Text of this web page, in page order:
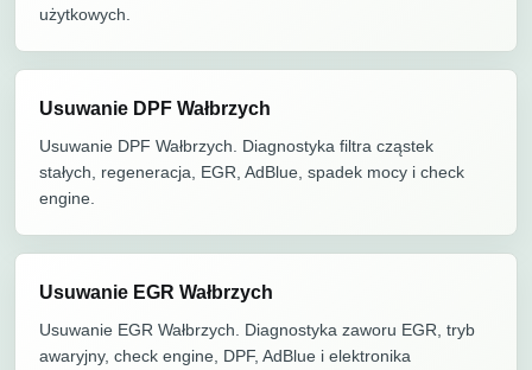
użytkowych.
Usuwanie DPF Wałbrzych
Usuwanie DPF Wałbrzych. Diagnostyka filtra cząstek
stałych, regeneracja, EGR, AdBlue, spadek mocy i check
engine.
Usuwanie EGR Wałbrzych
Usuwanie EGR Wałbrzych. Diagnostyka zaworu EGR, tryb
awaryjny, check engine, DPF, AdBlue i elektronika